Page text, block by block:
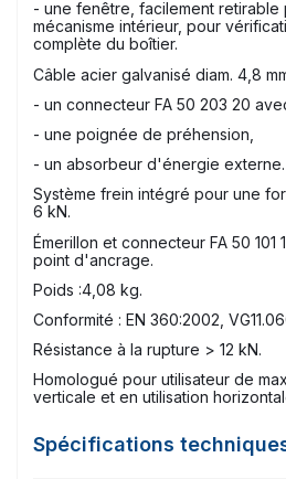
- une fenêtre, facilement retirable
mécanisme intérieur, pour
complète du boîtier.
Câble acier galvanisé diam. 4,8
- un connecteur FA 50 203 20
- une poignée de préhension,
- un absorbeur d'énergie externe.
Système frein intégré pour une
6 kN.
Émerillon et connecteur FA 50
point d'ancrage.
Poids :4,08 kg.
Conformité : EN 360:2002,
Résistance à la rupture > 12 kN.
Homologué pour utilisateur de
verticale et en utilisation
Spécifications